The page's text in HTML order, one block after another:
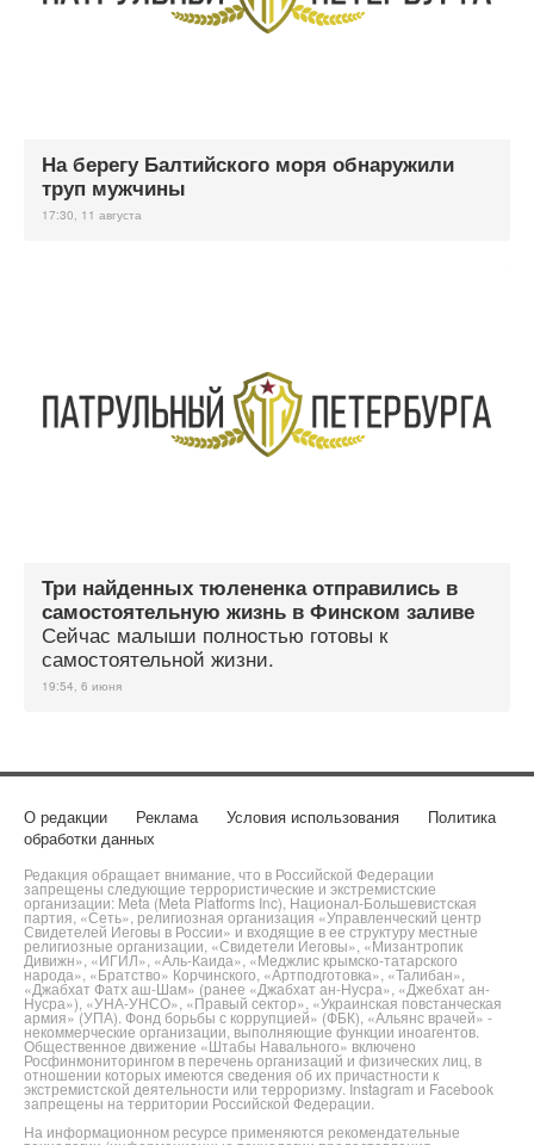
На берегу Балтийского моря обнаружили
труп мужчины
17:30, 11 августа
Три найденных тюлененка отправились в
самостоятельную жизнь в Финском заливе
Сейчас малыши полностью готовы к
самостоятельной жизни.
19:54, 6 июня
О редакции Реклама Условия использования
Политика
обработки данных
Редакция обращает внимание, что в Российской Федерации
запрещены следующие террористические и экстремистские
организации: Meta (Meta Platforms Inc), Национал-Большевистская
партия, «Сеть», религиозная организация «Управленческий центр
Свидетелей Иеговы в России» и входящие в ее структуру местные
религиозные организации, «Свидетели Иеговы», «Мизантропик
Дивижн», «ИГИЛ», «Аль-Каида», «Меджлис крымско-татарского
народа», «Братство» Корчинского, «Артподготовка», «Талибан»,
«Джабхат Фатх аш-Шам» (ранее «Джабхат ан-Нусра», «Джебхат ан-
Нусра»), «УНА-УНСО», «Правый сектор», «Украинская повстанческая
армия» (УПА). Фонд борьбы с коррупцией» (ФБК), «Альянс врачей» -
некоммерческие организации, выполняющие функции иноагентов.
Общественное движение «Штабы Навального» включено
Росфинмониторингом в перечень организаций и физических лиц, в
отношении которых имеются сведения об их причастности к
экстремистской деятельности или терроризму. Instagram и Facebook
запрещены на территории Российской Федерации.
На информационном ресурсе применяются рекомендательные